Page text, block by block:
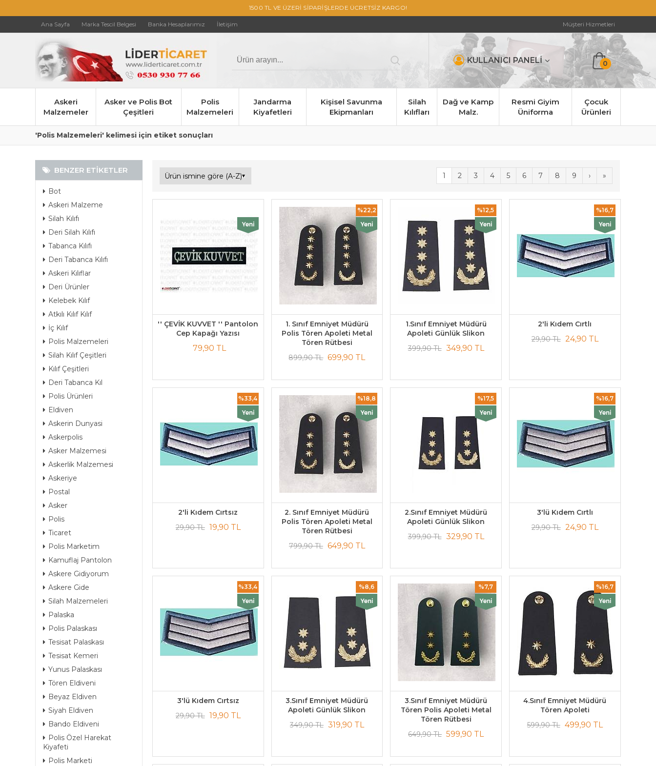
1500 TL VE ÜZERİ SİPARİŞLERDE ÜCRETSİZ KARGO!
Ana Sayfa Marka Tescil Belgesi Banka Hesaplarımız İletişim Müşteri Hizmetleri
KULLANICI PANELİ 0
Askeri
Malzemeler
Asker ve Polis Bot
Çeşitleri
Polis
Malzemeleri
Jandarma
Kiyafetleri
Kişisel Savunma
Ekipmanları
Silah
Kılıfları
Dağ ve Kamp
Malz.
Resmi Giyim
Üniforma
Çocuk
Ürünleri
'Polis Malzemeleri' kelimesi için etiket sonuçları
BENZER ETIKETLER
Bot
Askeri Malzeme
Silah Kılıfı
Deri Silah Kılıfı
Tabanca Kılıfı
Deri Tabanca Kılıfı
Askeri Kılıflar
Deri Ürünler
Kelebek Kılıf
Atkılı Kılıf Kılıf
İç Kılıf
Polis Malzemeleri
Silah Kılıf Çeşitleri
Kılıf Çeşitleri
Deri Tabanca Kıl
Polis Ürünleri
Eldiven
Askerin Dunyasi
Askerpolis
Asker Malzemesi
Askerlik Malzemesi
Askeriye
Postal
Asker
Polis
Ticaret
Polis Marketim
Kamuflaj Pantolon
Askere Gidiyorum
Askere Gide
Silah Malzemeleri
Palaska
Polis Palaskası
Tesisat Palaskası
Tesisat Kemeri
Yunus Palaskası
Tören Eldiveni
Beyaz Eldiven
Siyah Eldiven
Bando Eldiveni
Polis Özel Harekat
Kiyafeti
Polis Marketi
1 2 3 4 5 6 7 8 9 › »
'' ÇEVİK KUVVET '' Pantolon
Cep Kapağı Yazısı
79,90 TL
1. Sınıf Emniyet Müdürü
Polis Tören Apoleti Metal
Tören Rütbesi
899,90 TL 699,90 TL
%22,2
1.Sınıf Emniyet Müdürü
Apoleti Günlük Slikon
399,90 TL 349,90 TL
%12,5
2'li Kıdem Cırtlı
29,90 TL 24,90 TL
%16,7
2'li Kıdem Cırtsız
29,90 TL 19,90 TL
%33,4
2. Sınıf Emniyet Müdürü
Polis Tören Apoleti Metal
Tören Rütbesi
799,90 TL 649,90 TL
%18,8
2.Sınıf Emniyet Müdürü
Apoleti Günlük Slikon
399,90 TL 329,90 TL
%17,5
3'lü Kıdem Cırtlı
29,90 TL 24,90 TL
%16,7
3'lü Kıdem Cırtsız
29,90 TL 19,90 TL
%33,4
3.Sınıf Emniyet Müdürü
Apoleti Günlük Slikon
349,90 TL 319,90 TL
%8,6
3.Sınıf Emniyet Müdürü
Tören Polis Apoleti Metal
Tören Rütbesi
649,90 TL 599,90 TL
%7,7
4.Sınıf Emniyet Müdürü
Tören Apoleti
599,90 TL 499,90 TL
%16,7